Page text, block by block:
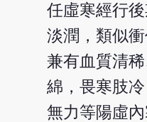
任虛寒經行
淡潤，類似
兼有血質清
綿，畏寒肢
無力等陽虛